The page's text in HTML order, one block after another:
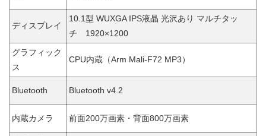
ディスプレイ
10.1型 WUXGA IPS液晶 光沢あり マルチタッ
チ 1920×1200
グラフィック
ス
CPU内蔵（Arm Mali-F72 MP3）
Bluetooth Bluetooth v4.2
内蔵カメラ 前面200万画素・背面800万画素